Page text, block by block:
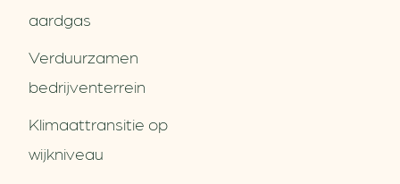
aardgas
Verduurzamen
bedrijventerrein
Klimaattransitie op
wijkniveau